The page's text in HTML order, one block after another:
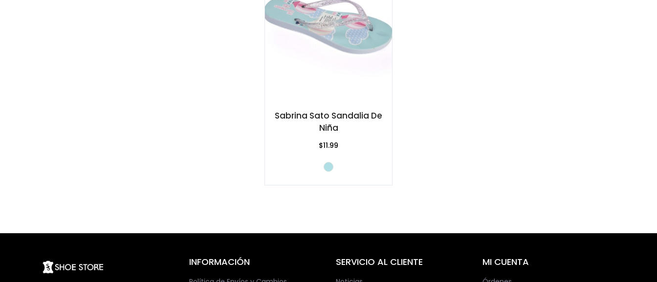
Sabrina Sato Sandalia De
Niña
$11.99
INFORMACIÓN SERVICIO AL CLIENTE MI CUENTA